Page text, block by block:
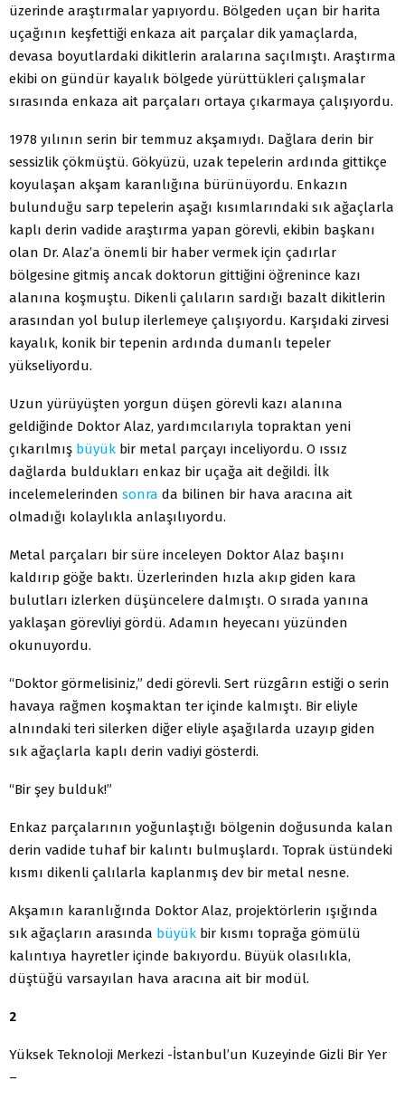
üzerinde araştırmalar yapıyordu. Bölgeden uçan bir harita
uçağının keşfettiği enkaza ait parçalar dik yamaçlarda,
devasa boyutlardaki dikitlerin aralarına saçılmıştı. Araştırma
ekibi on gündür kayalık bölgede yürüttükleri çalışmalar
sırasında enkaza ait parçaları ortaya çıkarmaya çalışıyordu.
1978 yılının serin bir temmuz akşamıydı. Dağlara derin bir
sessizlik çökmüştü. Gökyüzü, uzak tepelerin ardında gittikçe
koyulaşan akşam karanlığına bürünüyordu. Enkazın
bulunduğu sarp tepelerin aşağı kısımlarındaki sık ağaçlarla
kaplı derin vadide araştırma yapan görevli, ekibin başkanı
olan Dr. Alaz’a önemli bir haber vermek için çadırlar
bölgesine gitmiş ancak doktorun gittiğini öğrenince kazı
alanına koşmuştu. Dikenli çalıların sardığı bazalt dikitlerin
arasından yol bulup ilerlemeye çalışıyordu. Karşıdaki zirvesi
kayalık, konik bir tepenin ardında dumanlı tepeler
yükseliyordu.
Uzun yürüyüşten yorgun düşen görevli kazı alanına
geldiğinde Doktor Alaz, yardımcılarıyla topraktan yeni
çıkarılmış büyük bir metal parçayı inceliyordu. O ıssız
dağlarda buldukları enkaz bir uçağa ait değildi. İlk
incelemelerinden sonra da bilinen bir hava aracına ait
olmadığı kolaylıkla anlaşılıyordu.
Metal parçaları bir süre inceleyen Doktor Alaz başını
kaldırıp göğe baktı. Üzerlerinden hızla akıp giden kara
bulutları izlerken düşüncelere dalmıştı. O sırada yanına
yaklaşan görevliyi gördü. Adamın heyecanı yüzünden
okunuyordu.
“Doktor görmelisiniz,” dedi görevli. Sert rüzgârın estiği o serin
havaya rağmen koşmaktan ter içinde kalmıştı. Bir eliyle
alnındaki teri silerken diğer eliyle aşağılarda uzayıp giden
sık ağaçlarla kaplı derin vadiyi gösterdi.
“Bir şey bulduk!”
Enkaz parçalarının yoğunlaştığı bölgenin doğusunda kalan
derin vadide tuhaf bir kalıntı bulmuşlardı. Toprak üstündeki
kısmı dikenli çalılarla kaplanmış dev bir metal nesne.
Akşamın karanlığında Doktor Alaz, projektörlerin ışığında
sık ağaçların arasında büyük bir kısmı toprağa gömülü
kalıntıya hayretler içinde bakıyordu. Büyük olasılıkla,
düştüğü varsayılan hava aracına ait bir modül.
2
Yüksek Teknoloji Merkezi -İstanbul’un Kuzeyinde Gizli Bir Yer
–